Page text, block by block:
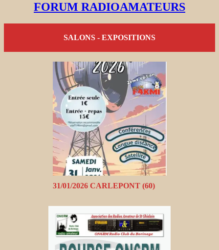
FORUM RADIOAMATEURS
SALONS - EXPOSITIONS
31/01/2026 CARLEPONT (60)